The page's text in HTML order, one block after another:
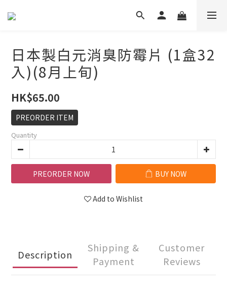
日本製白元消臭防霉片 (1盒32
入)(8月上旬)
HK$65.00
PREORDER ITEM
Quantity
PREORDER NOW BUY NOW
Add to Wishlist
Description
Shipping &
Payment
Customer
Reviews